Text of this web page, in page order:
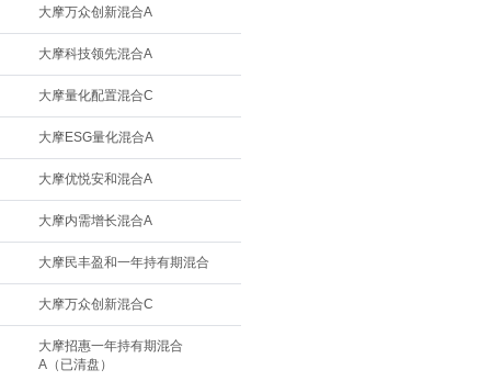
大摩万众创新混合A
大摩科技领先混合A
大摩量化配置混合C
大摩ESG量化混合A
大摩优悦安和混合A
大摩内需增长混合A
大摩民丰盈和一年持有期混合
大摩万众创新混合C
大摩招惠一年持有期混合
A（已清盘）